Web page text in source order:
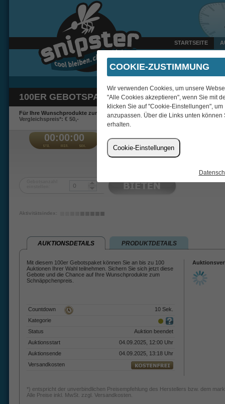
STARTSEITE
Gestern um 22:59 Uhr
100ER GEBOTSPAKET
Für Ihre Wunschprodukte zum Schnäppchenpreis.
Vergleichspreis*: € 50,-
00:00:00 €
Aktivitätsindex:
AUKTIONSDETAILS PRODUKTDETAILS
Mit diesem 100er Gebotspaket können Sie an bis zu 100
Auktionen Ihrer Wahl teilnehmen. Sichern Sie sich jetzt diese
Gebote und die Chance auf Ihre Wunschprodukte zum
Schnäppchenpreis.
Countdown
10 Sek.
Kategorie
Status
Auktion beendet
Auktionsstart
04.09.2025, 12:00 Uhr
Auktionsende
04.09.2025, 13:18 Uhr
Versandkosten
*) entspricht der unverbindlichen Preisempfehlung des Herstellers bzw. dem
Alle Preise inkl. MwSt. zzgl. Versandkosten.
COOKIE-ZUSTIMMUNG
Wir verwenden Cookies, um unsere
"Alle Cookies akzeptieren", wenn Sie mit
klicken Sie auf "Cookie-Einstellungen",
anzupassen. Über die Links unten
erhalten.
Cookie-Einstellungen